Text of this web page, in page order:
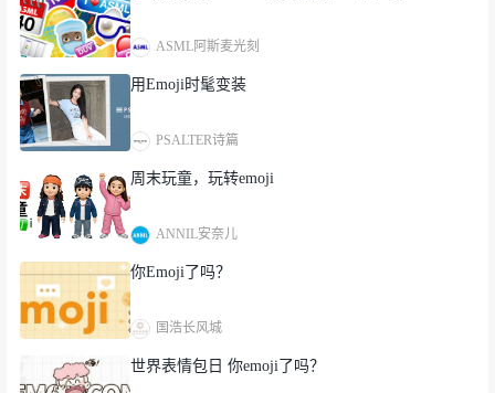
小时候，学校里一些从小就戴眼镜的孩子会被取笑，叫花
名。
随着电子设备的普及和和学业压力的加重，2020 年中国
青少年近视率已经超过 50%，估计因戴眼镜被取笑的孩
子会相对减少，毕竟，戴的人更多了。
然而，那些曾经针对戴眼镜的人的刻板印象并无随时间消
失。
近日，英国一名十岁男孩 Teddy 在和家人发短信时，留
ASML阿斯麦光刻
用Emoji时髦变装
PSALTER诗篇
周末玩童，玩转emoji
ANNIL安奈儿
你Emoji了吗？
国浩长风城
世界表情包日 你emoji了吗？